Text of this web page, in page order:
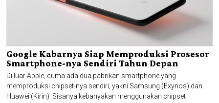
Google Kabarnya Siap Memproduksi Prosesor
Smartphone-nya Sendiri Tahun Depan
Di luar Apple, cuma ada dua pabrikan smartphone yang
memproduksi chipset-nya sendiri, yakni Samsung (Exynos) dan
Huawei (Kirin). Sisanya kebanyakan menggunakan chipset